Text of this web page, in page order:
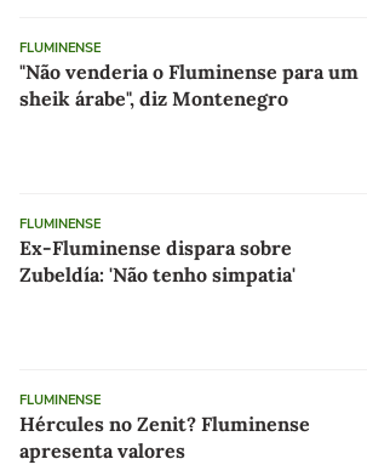
FLUMINENSE
"Não venderia o Fluminense para um
sheik árabe", diz Montenegro
FLUMINENSE
Ex-Fluminense dispara sobre
Zubeldía: 'Não tenho simpatia'
FLUMINENSE
Hércules no Zenit? Fluminense
apresenta valores